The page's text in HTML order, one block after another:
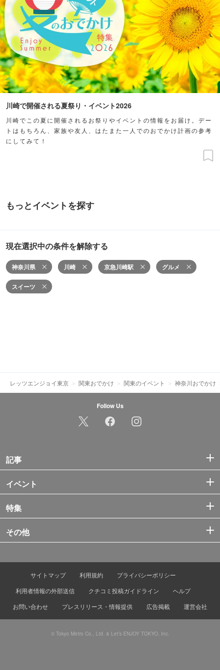
川崎で開催される夏祭り・イベント2026
川崎でこの夏に開催されるお祭りやイベントの情報をお届け。デー
トはもちろん、家族や友人、はたまた一人でのおでかけ計画の参考
にしてみて！
もっとイベントを探す
現在選択中の条件を解除する
神奈川県 川崎 京急川崎駅 グルメ
スイーツ
レッツエンジョイ東京 関東おでかけ 関東のイベント 神奈川おでかけ
Follow Us
記事
イベント
特集
その他
サイトマップ 利用規約
プライバシーポリシー
利用者情報の外部送信
クチコミ投稿ガイドライン
ヘルプ
お問い合わせ
プレスリリース・情報提供 広告掲載 運営会社
© Tokyo Metro Co., Ltd. & Let’s ENJOY TOKYO, Inc.